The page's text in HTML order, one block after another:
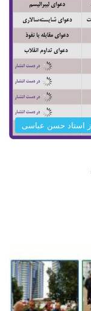
استاد حسن عباسی